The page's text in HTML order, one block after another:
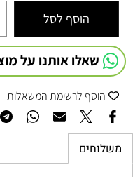
הוסף לסל
שאלו אותנו על
הוסף לרשימת המשאלות
משלוחים